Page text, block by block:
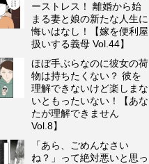
ーストレス！ 離婚から始
まる妻と娘の新たな人生に
悔いはなし！【嫁を便利屋
扱いする義母 Vol.44】
ほぼ手ぶらなのに彼女の荷
物は持ちたくない？ 彼を
理解できないけど楽しまな
いともったいない！【あな
たが理解できません
Vol.8】
「あら、ごめんなさい
ね？」って絶対悪いと思っ